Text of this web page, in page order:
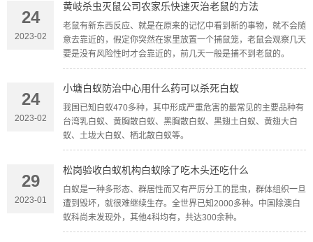
24
2023-02
黄岐杀虫灭鼠公司农家乐快速灭治老鼠的方法
老鼠有新东西反应、就是在原来的记忆中看到新的事物，就不会随
意去靠近的，假定你突然在家里放置一个捕鼠笼，老鼠会观察几天
要是没有风险性时才会靠近的，前几天一般是捕不到老鼠的。
24
2023-02
小塘白蚁防治中心用什么药可以杀死白蚁
我国已知白蚁470多种，其中形成严重危害的最常见的主要品种有
台湾乳白蚁、黄胸散白蚁、黑胸散白蚁、黑翅土白蚁、黄翅大白
蚁、土垅大白蚁、栖北散白蚁等。
29
2023-01
松岗验收白蚁机构白蚁除了吃木头还吃什么
白蚁是一种多形态、群居性而又有严厉分工的昆虫，群体组织一旦
遭到毁坏，就很难继续生存。全世界已知2000多种。中国除澳白
蚁科尚未发现外，其他4科均有，共达300余种。